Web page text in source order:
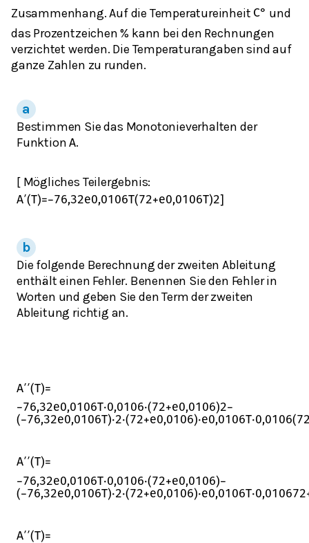
Zusammenhang. Auf die Temperatureinheit C° und
das Prozentzeichen % kann bei den Rechnungen
verzichtet werden. Die Temperaturangaben sind auf
ganze Zahlen zu runden.
Bestimmen Sie das Monotonieverhalten der
FunktionA.
[ Mögliches Teilergebnis:
A′(T)=−76,32e0,0106T(72+e0,0106T)2]
Die folgende Berechnung der zweiten Ableitung
enthält einen Fehler. Benennen Sie den Fehler in
Worten und geben Sie den Term der zweiten
Ableitung richtig an.
A′′(T)=
−76,32e0,0106T⋅0,0106⋅(72+e0,0106)2−
(−76,32e0,0106T)⋅2⋅(72+e0,0106)⋅e0,0106T⋅0,0106(
A′′(T)=
−76,32e0,0106T⋅0,0106⋅(72+e0,0106)−
(−76,32e0,0106T)⋅2⋅(72+e0,0106)⋅e0,0106T⋅0,010672
A′′(T)=